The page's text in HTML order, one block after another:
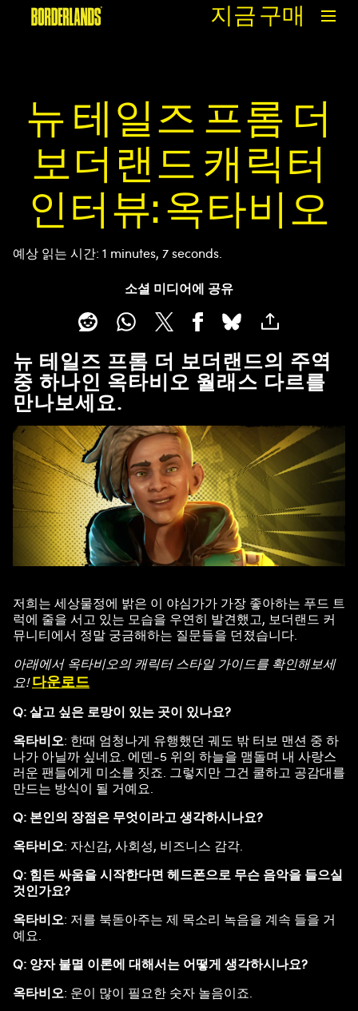
지금 구매
뉴 테일즈 프롬 더
보더랜드 캐릭터
인터뷰: 옥타비오
예상 읽는 시간 1 minutes, 7 seconds
소셜 미디어에 공유
뉴 테일즈 프롬 더 보더랜드의 주역
중 하나인 옥타비오 월래스 다르를
만나보세요.
저희는 세상물정에 밝은 이 야심가가 가장 좋아하는 푸드 트
럭에 줄을 서고 있는 모습을 우연히 발견했고, 보더랜드 커
뮤니티에서 정말 궁금해하는 질문들을 던졌습니다.
아래에서 옥타비오의 캐릭터 스타일 가이드를 확인해보세
요!다운로드
Q: 살고 싶은 로망이 있는 곳이 있나요?
옥타비오: 한때 엄청나게 유행했던 궤도 밖 터보 맨션 중 하
나가 아닐까 싶네요. 에덴-5 위의 하늘을 맴돌며 내 사랑스
러운 팬들에게 미소를 짓죠. 그렇지만 그건 쿨하고 공감대를
만드는 방식이 될 거예요.
Q: 본인의 장점은 무엇이라고 생각하시나요?
옥타비오: 자신감, 사회성, 비즈니스 감각.
Q: 힘든 싸움을 시작한다면 헤드폰으로 무슨 음악을 들으실
것인가요?
옥타비오: 저를 북돋아주는 제 목소리 녹음을 계속 들을 거
예요.
Q: 양자 불멸 이론에 대해서는 어떻게 생각하시나요?
옥타비오: 운이 많이 필요한 숫자 놀음이죠.